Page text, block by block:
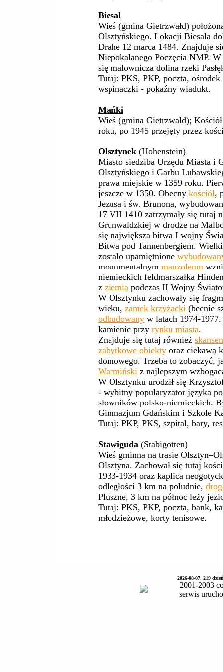
Biesal
Wieś (gmina Gietrzwałd)
Olsztyńskiego. Lokacji Biesala
Drahe 12 marca 1484. Znajduje
Niepokalanego Poczęcia NMP.
się malownicza dolina rzeki
Tutaj: PKS, PKP, poczta,
wspinaczki - pokaźny wiadukt.
Mańki
Wieś (gmina Gietrzwałd);
roku, po 1945 przejęty przez
Olsztynek (Hohenstein)
Miasto siedziba Urzędu Miasta i
Olsztyńskiego i Garbu
prawa miejskie w 1359 roku.
jeszcze w 1350. Obecny kościół,
Jezusa i św. Brunona,
17 VII 1410 zatrzymały się tutaj
Grunwaldzkiej w drodze na
się największa bitwa I wojny
Bitwa pod Tannenbergiem.
zostało upamiętnione
monumentalnym mauzoleum
niemieckich feldmarszałka
z ziemią podczas II Wojny
W Olsztynku zachowały się
wieku, zamek krzyżacki (becnie
odbudowany w latach 1974-
kamienic przy rynku miasta.
Znajduje się tutaj również skansen
zabytkowe obiekty oraz ciekawą
domowego. Trzeba to zobaczyć,
Warmiński z najlepszym
W Olsztynku urodził się
- wybitny popularyzator języka
słowników polsko-niemieckich.
Gimnazjum Gdańskim i Szkole
Tutaj: PKP, PKS, szpital, bary,
Stawiguda (Stabigotten)
Wieś gminna na trasie
Olsztyna. Zachował się tutaj
1933-1934 oraz kaplica
odległości 3 km na południe,
Pluszne, 3 km na północ leży
Tutaj: PKS, PKP, poczta, bank,
młodzieżowe, korty tenisowe.
2026-08-07, 219
2001-2003
serwis